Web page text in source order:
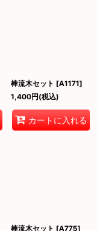
棒流木セット [A1171]
1,400円(税込)
カートに入れる
棒流木セット [A775]